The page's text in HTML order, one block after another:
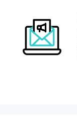
contenu